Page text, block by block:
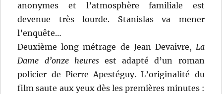
anonymes et l’atmosphère familiale est
devenue très lourde. Stanislas va mener
l’enquête…
Deuxième long métrage de Jean Devaivre, La
Dame d’onze heuresest adapté d’un roman
policier de Pierre Apestéguy. L’originalité du
film saute aux yeux dès les premières minutes :